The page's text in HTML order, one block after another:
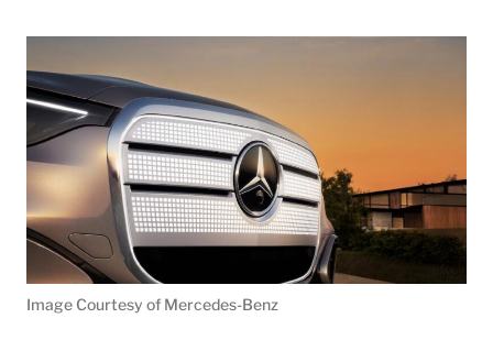
Image Courtesy of Mercedes-Benz